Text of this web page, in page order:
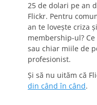
25 de dolari pe an
Flickr. Pentru
an te loveşte criza
membership-ul?
sau chiar miile de
profesionist.
Şi să nu uităm că
din când în când.